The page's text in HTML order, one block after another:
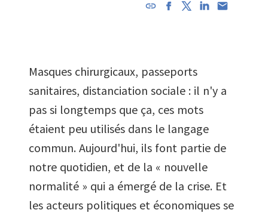
presse-
papier
Masques chirurgicaux, passeports
sanitaires, distanciation sociale : il n'y a
pas si longtemps que ça, ces mots
étaient peu utilisés dans le langage
commun. Aujourd'hui, ils font partie de
notre quotidien, et de la « nouvelle
normalité » qui a émergé de la crise. Et
les acteurs politiques et économiques se